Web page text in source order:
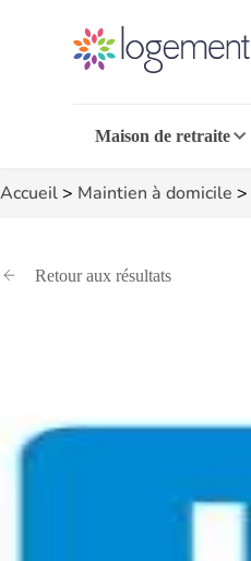
Maison de retraite
Accueil> Maintien à domicile >
Retour aux résultats